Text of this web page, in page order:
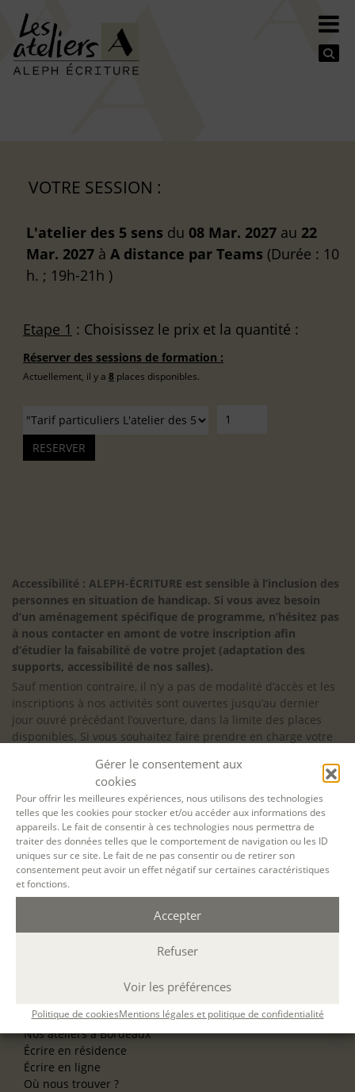
Gérer le consentement aux
cookies
Pour offrir les meilleures expériences, nous utilisons des technologies
telles que les cookies pour stocker et/ou accéder aux informations des
appareils. Le fait de consentir à ces technologies nous permettra de
traiter des données telles que le comportement de navigation ou les ID
uniques sur ce site. Le fait de ne pas consentir ou de retirer son
consentement peut avoir un effet négatif sur certaines caractéristiques
et fonctions.
Accepter
Refuser
Voir les préférences
Politique de cookiesMentions légales et politique de confidentialité
VOTRE SESSION :
L'atelier des 5 sens du 08 Mar. 2027 au 22
Mar. 2027 à A distance par Teams (Durée : 10
h. ; 19h-21h )
Etape 1 : Choisissez le prix et la quantité :
Réserver des sessions de formation :
Actuellement, il y a 8 places disponibles.
Accessibilité : ALEPH-ÉCRITURE est sensible à l’inclusion des
personnes en situation de handicap. Si vous avez besoin
d’un aménagement spécifique de programme, n’hésitez pas
à nous contacter en amont de votre inscription afin
d’étudier la faisabilité de votre projet (adaptation des
supports, accessibilité de nos salles).
Sauf mention contraire, il n’y a pas de modalité d’accès et les
inscriptions à nos activités sont ouvertes jusqu’au dernier
jour ouvré précédant l’ouverture, dans la limite des places
disponibles. Si vous souhaitez faire prendre en charge votre
est à effectuer au plus tard un mois avant le début de la
NOS ATELIERS
Découverte
L’école d’écriture
La fabrique du manuscrit
Les stages pour artistes-auteurs
Se former à la biographie
Nos ateliers à Lyon
Nos ateliers à Bordeaux
Écrire en résidence
Écrire en ligne
Où nous trouver ?